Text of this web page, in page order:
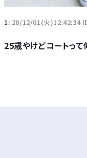
1: 20/12/01(火)12:42:34
25歳やけどコートっ